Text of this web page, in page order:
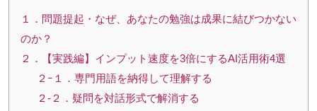
１．問題提起・なぜ、あなたの勉強は成果に結びつかない
のか？
２．【実践編】インプット速度を3倍にするAI活用術4選
２ｰ１．専門用語を納得して理解する
２-２．疑問を対話形式で解消する